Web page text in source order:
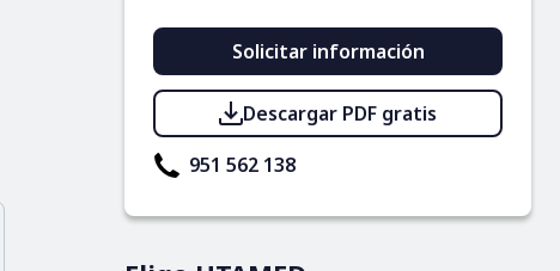
Solicitar información
Descargar PDF gratis
951 562 138